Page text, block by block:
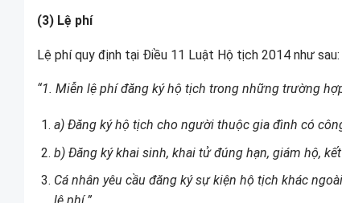
(3) Lệ phí
Lệ phí quy định tại Điều 11 Luật Hộ tịch 2014 như sau:
“1. Miễn lệ phí đăng ký hộ tịch trong những trường
a) Đăng ký hộ tịch cho người thuộc gia đình có
b) Đăng ký khai sinh, khai tử đúng hạn, giám hộ,
Cá nhân yêu cầu đăng ký sự kiện hộ tịch khác